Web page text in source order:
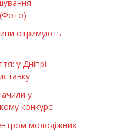
отримують
у Дніпрі
у
конкурсі
молодіжних